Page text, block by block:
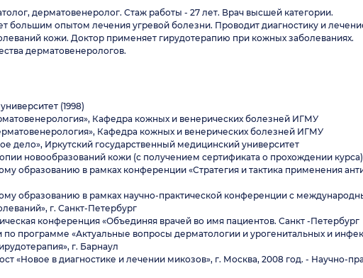
дерматовенеролог. Стаж работы - 27 лет. Врач высшей категории.
большим опытом лечения угревой болезни. Проводит диагностику и
кожи. Доктор применяет гирудотерапию при кожных заболеваниях.
дерматовенерологов.
(1998)
Кафедра кожных и венерических болезней ИГМУ
Кафедра кожных и венерических болезней ИГМУ
дело», Иркутский государственный медицинский университет
новообразований кожи (с получением сертификата о прохождении
образованию в рамках конференции «Стратегия и тактика применения
образованию в рамках научно-практической конференции с
г. Санкт-Петербург
конференция «Объединяя врачей во имя пациентов. Санкт -Петербург
программе «Актуальные вопросы дерматологии и урогенитальных и
г. Барнаул
«Новое в диагностике и лечении микозов», г. Москва, 2008 год. - Научно-